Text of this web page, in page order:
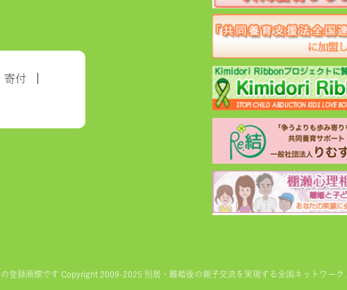
寄付
登録商標です Copyright 2009-2025 別居・離婚後の親子交流を実現する全国ネットワーク